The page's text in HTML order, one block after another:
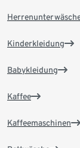
Kinderkleidung
Babykleidung
Kaffee
Kaffeemaschinen